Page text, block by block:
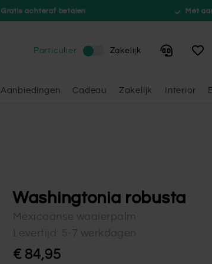
Gratis achteraf betalen Met
Aanbiedingen Cadeau Zakelijk Interior
Particulier Zakelijk
Washingtonia robusta
Mexicaanse waaierpalm
Levertijd: 5-7 werkdagen
€ 84,95